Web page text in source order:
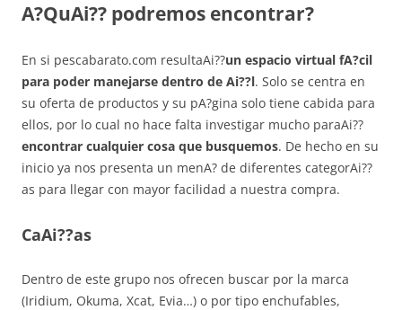
A?QuAi?? podremos encontrar?
En si pescabarato.com resultaAi??un espacio virtual fA?cil
para poder manejarse dentro de Ai??l. Solo se centra en
su oferta de productos y su pA?gina solo tiene cabida para
ellos, por lo cual no hace falta investigar mucho paraAi??
encontrar cualquier cosa que busquemos. De hecho en su
inicio ya nos presenta un menA? de diferentes categorAi??
as para llegar con mayor facilidad a nuestra compra.
CaAi??as
Dentro de este grupo nos ofrecen buscar por la marca
(Iridium, Okuma, Xcat, Evia…) o por tipo enchufables,